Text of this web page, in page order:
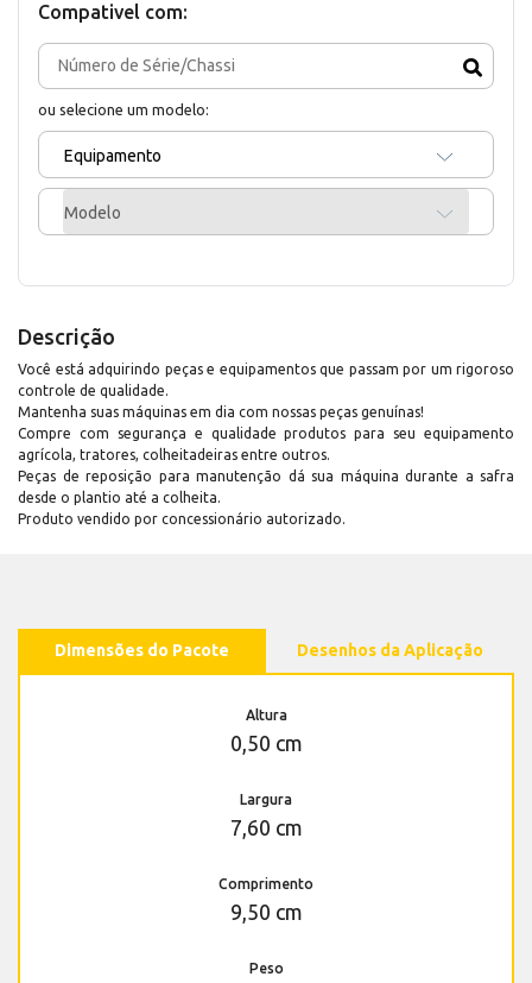
Compativel com:
ou selecione um modelo:
Equipamento
Modelo
Descrição
Você está adquirindo peças e equipamentos que passam por um rigoroso
controle de qualidade.
Mantenha suas máquinas em dia com nossas peças genuínas!
Compre com segurança e qualidade produtos para seu equipamento
agrícola, tratores, colheitadeiras entre outros.
Peças de reposição para manutenção dá sua máquina durante a safra
desde o plantio até a colheita.
Produto vendido por concessionário autorizado.
Dimensões do Pacote Desenhos da Aplicação
Altura
0,50 cm
Largura
7,60 cm
Comprimento
9,50 cm
Peso